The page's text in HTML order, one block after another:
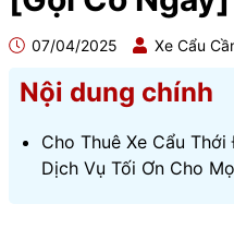
07/04/2025 Xe Cẩu
Nội dung chính
Cho Thuê Xe Cẩu
Dịch Vụ Tối Ơn Cho